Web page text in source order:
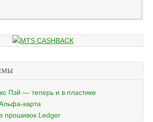
Пэй — теперь и в пластике
карта
прошивок Ledger